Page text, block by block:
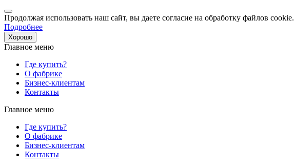
Продолжая использовать наш сайт, вы даете согласие на обработку файлов cookie.
Подробнее
Хорошо
Главное меню
Где купить?
О фабрике
Бизнес-клиентам
Контакты
Главное меню
Где купить?
О фабрике
Бизнес-клиентам
Контакты